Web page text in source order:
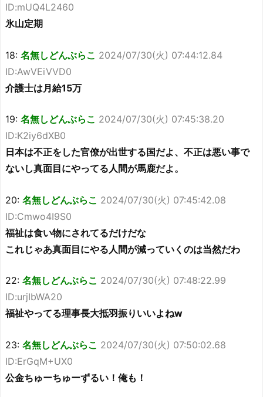
ID:mUQ4L2460
氷山定期
18: 名無しどんぶらこ 2024/07/30(火) 07:44:12.84
ID:AwVEiVVD0
介護士は月給15万
19: 名無しどんぶらこ 2024/07/30(火) 07:45:38.20
ID:K2iy6dXB0
日本は不正をした官僚が出世する国だよ、不正は悪い事で
ないし真面目にやってる人間が馬鹿だよ。
20: 名無しどんぶらこ 2024/07/30(火) 07:45:42.08
ID:Cmwo4I9S0
福祉は食い物にされてるだけだな
これじゃあ真面目にやる人間が減っていくのは当然だわ
22: 名無しどんぶらこ 2024/07/30(火) 07:48:22.99
ID:urjIbWA20
福祉やってる理事長大抵羽振りいいよねw
23: 名無しどんぶらこ 2024/07/30(火) 07:50:02.68
ID:ErGqM+UX0
公金ちゅーちゅーずるい！俺も！